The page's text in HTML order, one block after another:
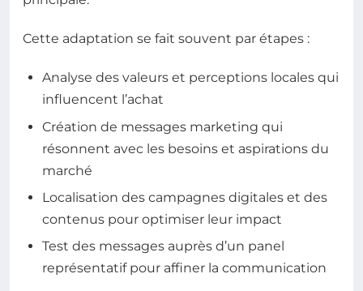
Cette adaptation se fait souvent par étapes :
Analyse des valeurs et perceptions locales qui
influencent l’achat
Création de messages marketing qui
résonnent avec les besoins et aspirations du
marché
Localisation des campagnes digitales et des
contenus pour optimiser leur impact
Test des messages auprès d’un panel
représentatif pour affiner la communication